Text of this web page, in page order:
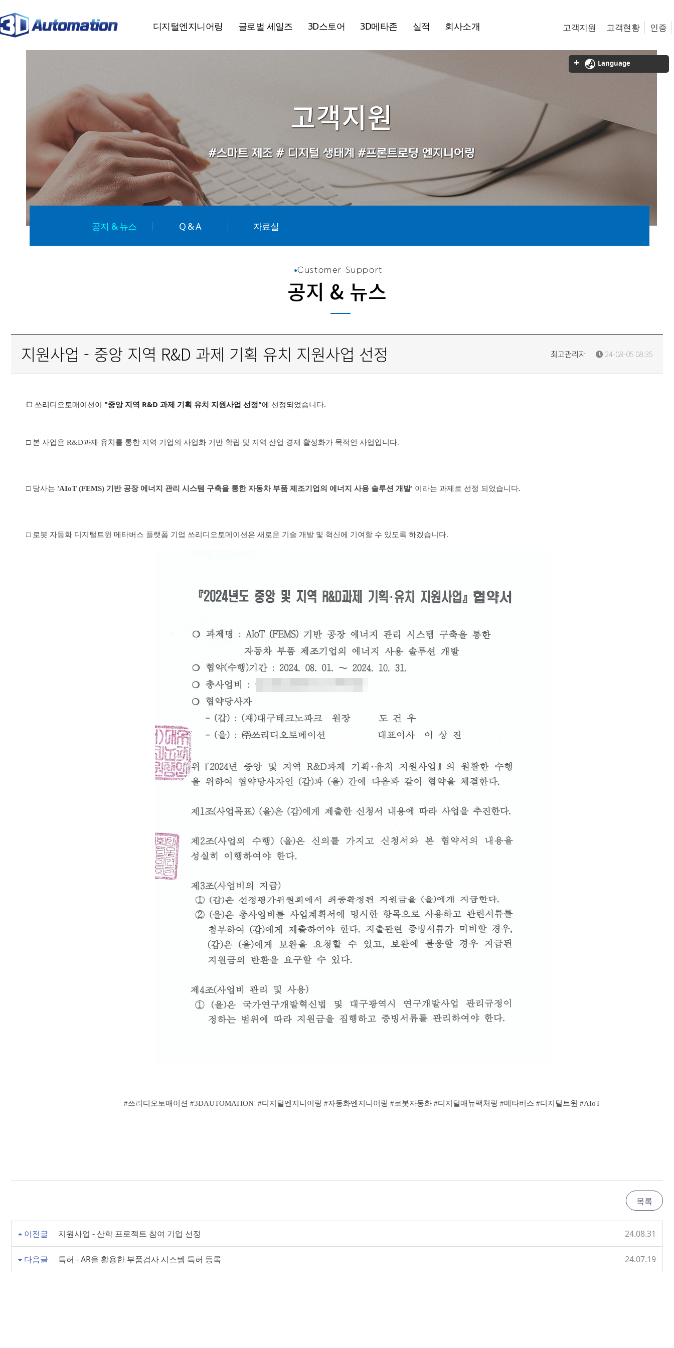
Language
디지털엔지니어링 글로벌 세일즈 3D스토어 3D메타존 실적 회사소개 고객지원
하위분류
고객현황 인증
고객지원
#스마트 제조 # 디지털 생태계 #프론트로딩 엔지니어링
공지 & 뉴스 Q & A 자료실
Customer Support
공지 & 뉴스
지원사업 - 중앙 지역 R&D 과제 기획 유치 지원사업 선정 24-08-05 08:35
최고관리자
□ 쓰리디오토매이션이 "중앙 지역 R&D 과제 기획 유치 지원사업 선정"에 선정되었습니다.
□ 본 사업은 R&D과제 유치를 통한 지역 기업의 사업화 기반 확립 및 지역 산업 경제 활성화가 목적인 사업입니다.
□ 당사는 'AIoT (FEMS) 기반 공장 에너지 관리 시스템 구축을 통한 자동차 부품 제조기업의 에너지 사용 솔루션 개발' 이라는 과제로 선정 되었습니다.
□ 로봇 자동화 디지털트윈 메타버스 플랫폼 기업 쓰리디오토메이션은 새로운 기술 개발 및 혁신에 기여할 수 있도록 하겠습니다.
#쓰리디오토매이션 #3DAUTOMATION #디지털엔지니어링 #자동화엔지니어링 #로봇자동화 #디지털매뉴팩처링 #메타버스 #디지털트윈 #AIoT
목록
이전글 지원사업 - 산학 프로젝트 참여 기업 선정 24.08.31
다음글 특허 - AR을 활용한 부품검사 시스템 특허 등록 24.07.19